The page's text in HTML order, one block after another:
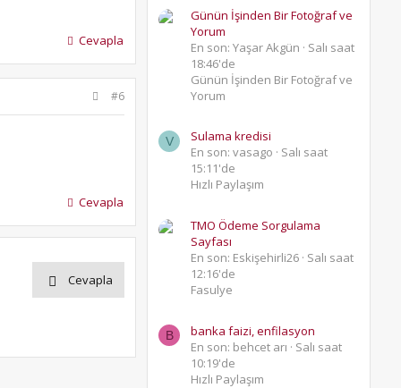
Cevapla
#6
Cevapla
Cevapla
Günün İşinden Bir Fotoğraf ve
Yorum
En son: Yaşar Akgün
Salı saat
18:46'de
Günün İşinden Bir Fotoğraf ve
Yorum
V
Sulama kredisi
En son: vasago
Salı saat
15:11'de
Hızlı Paylaşım
TMO Ödeme Sorgulama
Sayfası
En son: Eskişehirli26 Salı saat
12:16'de
Fasulye
B
banka faizi, enfilasyon
En son: behcet arı
Salı saat
10:19'de
Hızlı Paylaşım